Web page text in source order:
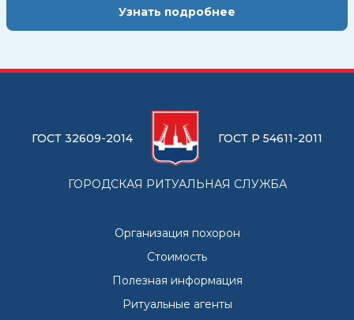
Узнать подробнее
ГОСТ 32609-2014 ГОСТ Р 54611-2011
ГОРОДСКАЯ РИТУАЛЬНАЯ СЛУЖБА
Организация похорон
Стоимость
Полезная информация
Ритуальные агенты